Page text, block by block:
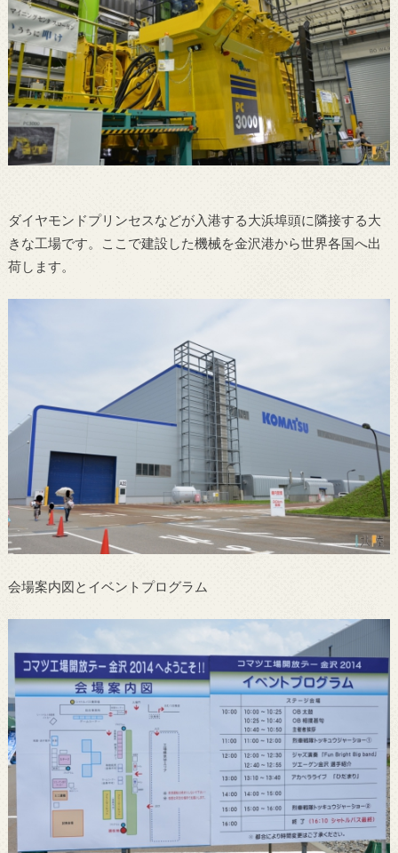
ダイヤモンドプリンセスなどが入港する大浜埠頭に隣接する大
きな工場です。ここで建設した機械を金沢港から世界各国へ出
荷します。
会場案内図とイベントプログラム